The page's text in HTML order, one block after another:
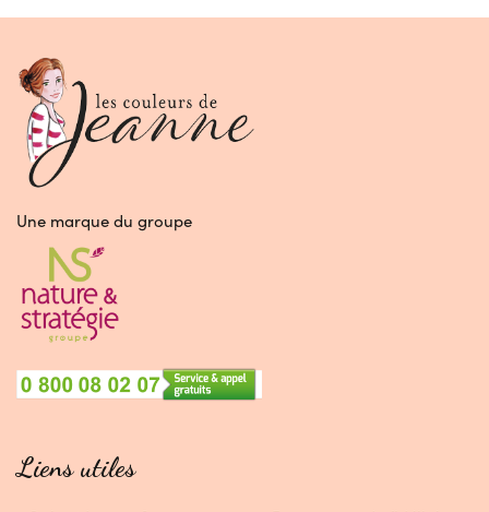
Une marque du groupe
Liens utiles